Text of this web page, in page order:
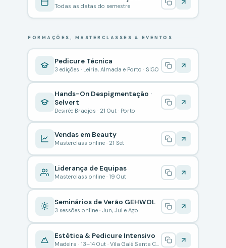
Todas as datas do semestre
FORMAÇÕES, MASTERCLASSES & EVENTOS
Pedicure Técnica
3 edições · Leiria, Almada e Porto · SIGO
Hands-On Despigmentação ·
Selvert
Desirée Braojos · 21 Out · Porto
Vendas em Beauty
Masterclass online · 21 Set
Liderança de Equipas
Masterclass online · 19 Out
Seminários de Verão GEHWOL
3 sessões online · Jun, Jul e Ago
Estética & Pedicure Intensivo
Madeira · 13–14 Out · Vila Galé Santa Cruz